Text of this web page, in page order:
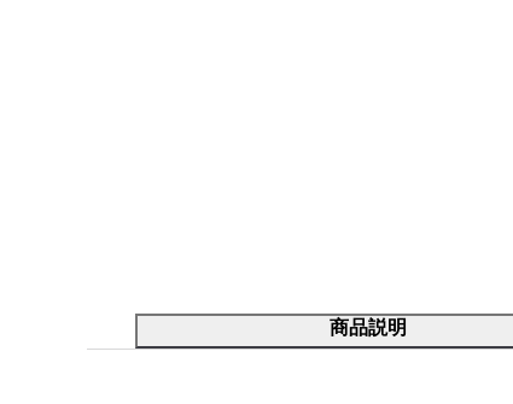
商品説明